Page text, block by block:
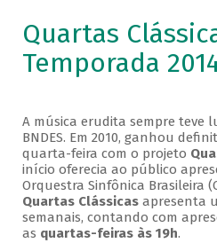
Quartas
Temporada
A música erudita sempre teve
BNDES. Em 2010, ganhou
quarta-feira com o projeto
início oferecia ao público
Orquestra Sinfônica Brasileira
Quartas Clássicasapresenta
semanais, contando com
as quartas-feiras às 19h.